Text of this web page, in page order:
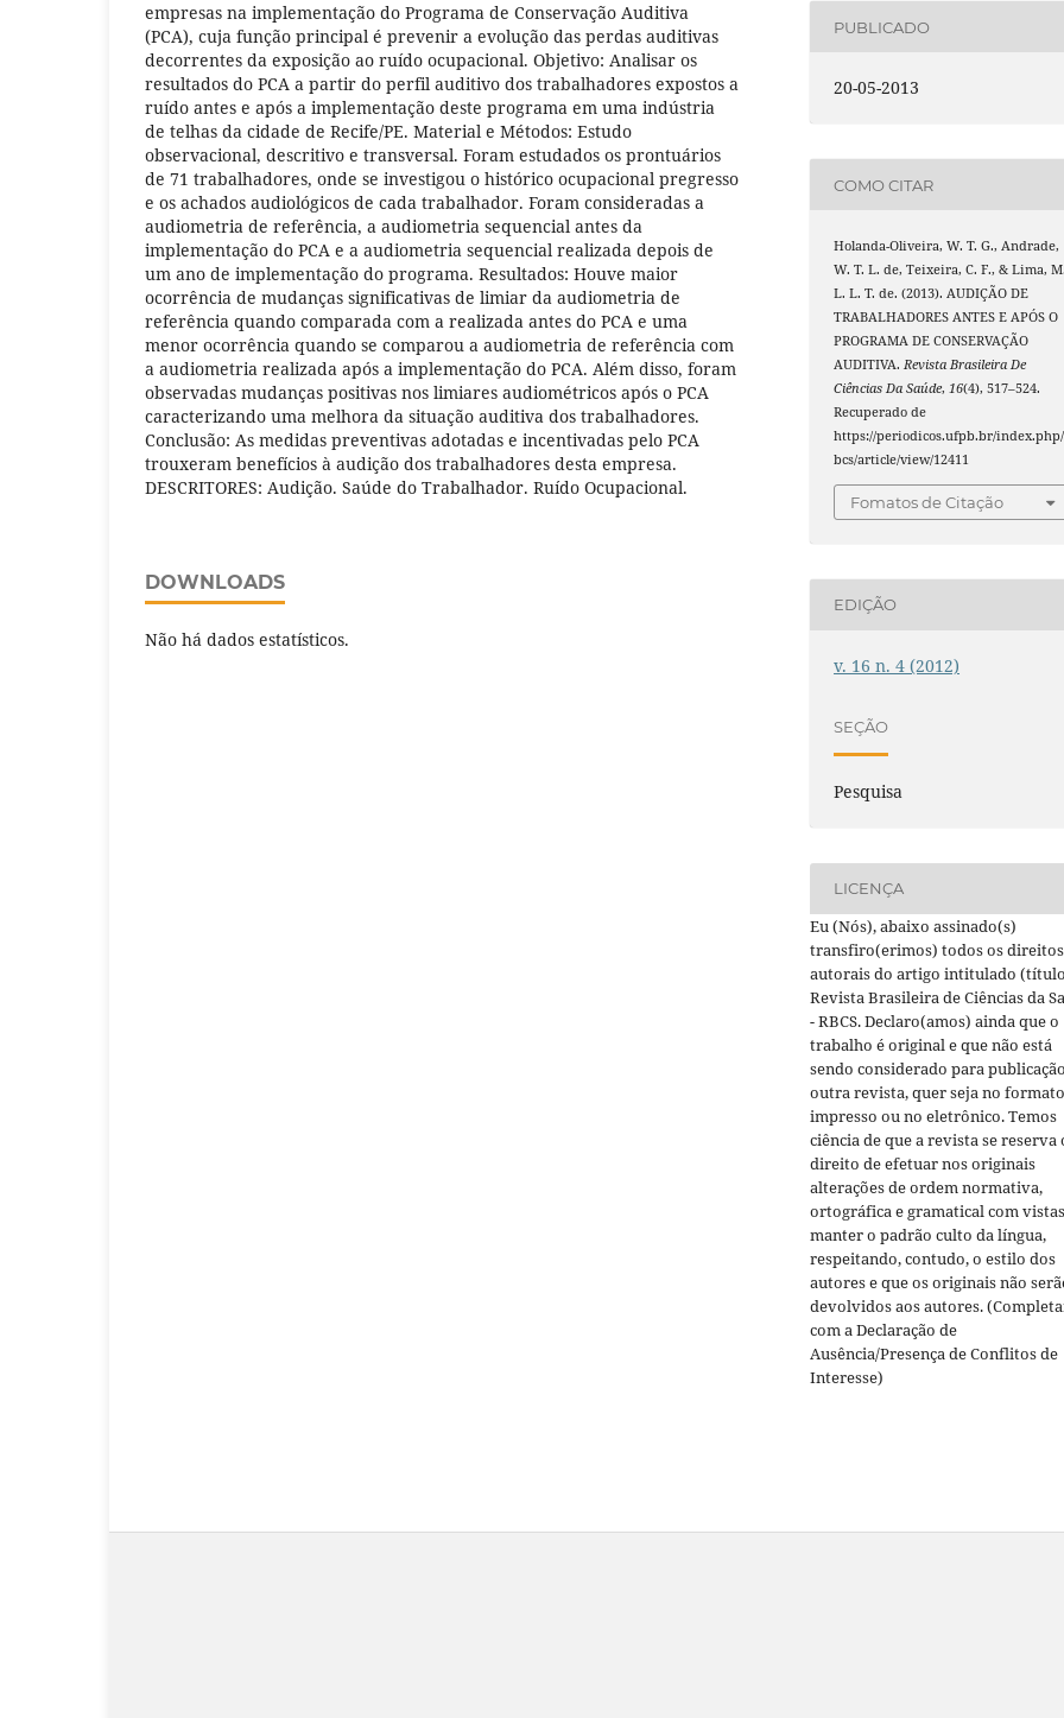
empresas na implementação do Programa de Conservação Auditiva
(PCA), cuja função principal é prevenir a evolução das perdas auditivas
decorrentes da exposição ao ruído ocupacional. Objetivo: Analisar os
resultados do PCA a partir do perfil auditivo dos trabalhadores expostos a
ruído antes e após a implementação deste programa em uma indústria
de telhas da cidade de Recife/PE. Material e Métodos: Estudo
observacional, descritivo e transversal. Foram estudados os prontuários
de 71 trabalhadores, onde se investigou o histórico ocupacional pregresso
e os achados audiológicos de cada trabalhador. Foram consideradas a
audiometria de referência, a audiometria sequencial antes da
implementação do PCA e a audiometria sequencial realizada depois de
um ano de implementação do programa. Resultados: Houve maior
ocorrência de mudanças significativas de limiar da audiometria de
referência quando comparada com a realizada antes do PCA e uma
menor ocorrência quando se comparou a audiometria de referência com
a audiometria realizada após a implementação do PCA. Além disso, foram
observadas mudanças positivas nos limiares audiométricos após o PCA
caracterizando uma melhora da situação auditiva dos trabalhadores.
Conclusão: As medidas preventivas adotadas e incentivadas pelo PCA
trouxeram benefícios à audição dos trabalhadores desta empresa.
DESCRITORES: Audição. Saúde do Trabalhador. Ruído Ocupacional.
DOWNLOADS
Não há dados estatísticos.
PUBLICADO
20-05-2013
COMO CITAR
Holanda-Oliveira, W. T. G., Andrade,
W. T. L. de, Teixeira, C. F., & Lima,
L. L. T. de. (2013). AUDIÇÃO DE
TRABALHADORES ANTES E APÓS O
PROGRAMA DE CONSERVAÇÃO
AUDITIVA.Revista Brasileira De
Ciências Da Saúde,16(4), 517–524.
Recuperado de
https://periodicos.ufpb.br/
bcs/article/view/12411
Fomatos de Citação
EDIÇÃO
v. 16 n. 4 (2012)
SEÇÃO
Pesquisa
LICENÇA
Eu (Nós), abaixo assinado(s)
transfiro(erimos) todos os direitos
autorais do artigo intitulado
Revista Brasileira de Ciências da
- RBCS. Declaro(amos) ainda que o
trabalho é original e que não está
sendo considerado para
outra revista, quer seja no formato
impresso ou no eletrônico. Temos
ciência de que a revista se reserva
direito de efetuar nos originais
alterações de ordem normativa,
ortográfica e gramatical com
manter o padrão culto da língua,
respeitando, contudo, o estilo dos
autores e que os originais não
devolvidos aos autores.
com a Declaração de
Ausência/Presença de Conflitos de
Interesse)